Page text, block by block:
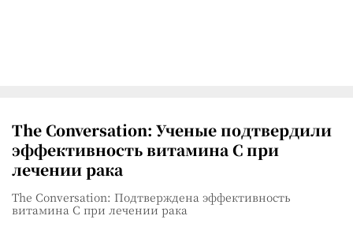
The Conversation: Ученые подтвердили
эффективность витамина C при
лечении рака
The Conversation: Подтверждена эффективность
витамина C при лечении рака